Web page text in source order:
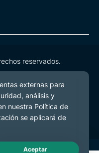
reservados.